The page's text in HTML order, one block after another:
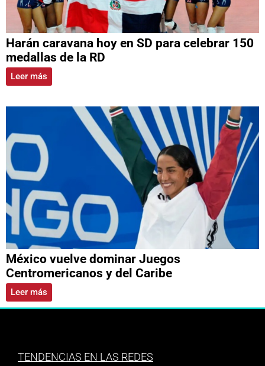
Harán caravana hoy en SD para celebrar 150
medallas de la RD
Leer más
México vuelve dominar Juegos
Centromericanos y del Caribe
Leer más
TENDENCIAS EN LAS REDES